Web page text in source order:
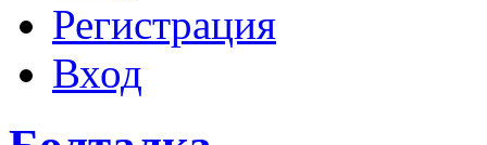
Регистрация
Вход